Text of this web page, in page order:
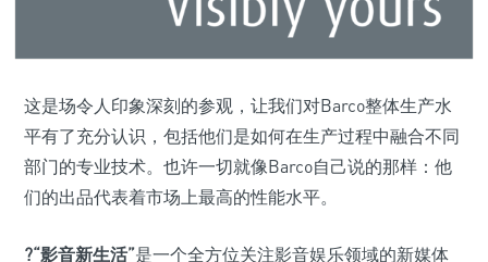
这是场令人印象深刻的参观，让我们对Barco整体生产水
平有了充分认识，包括他们是如何在生产过程中融合不同
部门的专业技术。也许一切就像Barco自己说的那样：他
们的出品代表着市场上最高的性能水平。
?“影音新生活”是一个全方位关注影音娱乐领域的新媒体